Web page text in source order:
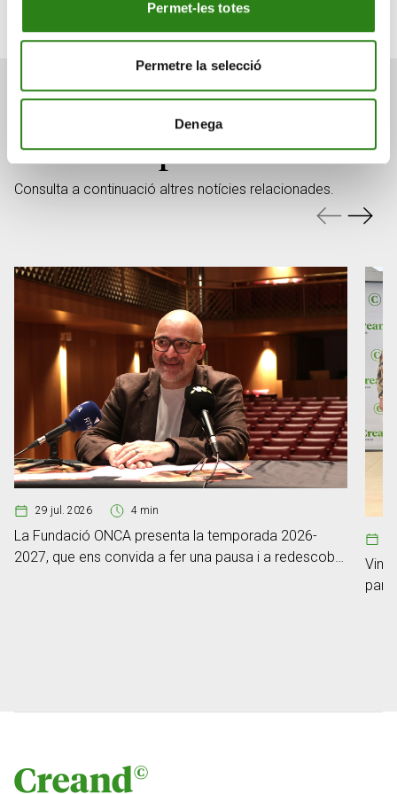
Permet-les totes
Permetre la selecció
Denega
Creand Fundació
També et pot interessar
Consulta a continuació altres notícies relacionades.
29 jul. 2026 4 min
La Fundació ONCA presenta la temporada 2026-
2027, que ens convida a fer una pausa i a redescobrir
Vint-